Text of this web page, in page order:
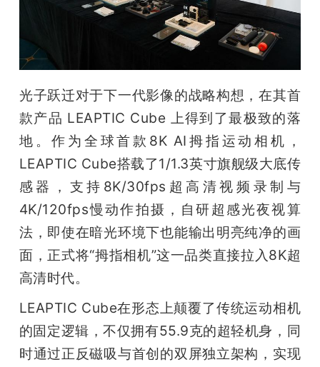
光子跃迁对于下一代影像的战略构想，在其首
款产品 LEAPTIC Cube 上得到了最极致的落
地。作为全球首款8K AI拇指运动相机，
LEAPTIC Cube搭载了1/1.3英寸旗舰级大底传
感器，支持8K/30fps超高清视频录制与
4K/120fps慢动作拍摄，自研超感光夜视算
法，即使在暗光环境下也能输出明亮纯净的画
面，正式将“拇指相机”这一品类直接拉入8K超
高清时代。
LEAPTIC Cube在形态上颠覆了传统运动相机
的固定逻辑，不仅拥有55.9克的超轻机身，同
时通过正反磁吸与首创的双屏独立架构，实现